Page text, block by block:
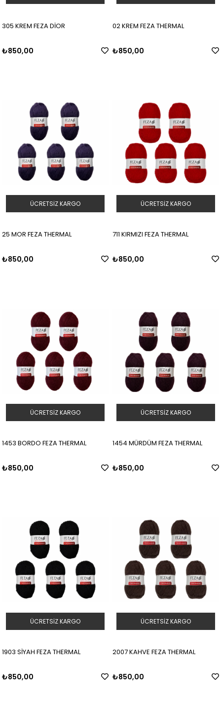
305 KREM FEZA DİOR
₺850,00
02 KREM FEZA THERMAL
₺850,00
25 MOR FEZA THERMAL
₺850,00
ÜCRETSIZ KARGO
711 KIRMIZI FEZA THERMAL
₺850,00
ÜCRETSIZ KARGO
1453 BORDO FEZA THERMAL
₺850,00
ÜCRETSIZ KARGO
1454 MÜRDÜM FEZA THERMAL
₺850,00
ÜCRETSIZ KARGO
1903 SİYAH FEZA THERMAL
₺850,00
ÜCRETSIZ KARGO
2007 KAHVE FEZA THERMAL
₺850,00
ÜCRETSIZ KARGO